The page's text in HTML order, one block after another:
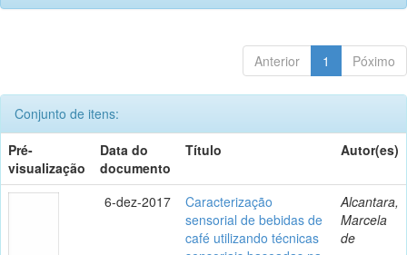
Anterior 1 Póximo
Conjunto de itens:
Pré-
visualização
Data do
documento
Título Autor(es)
6-dez-2017
Caracterização
sensorial de bebidas de
café utilizando técnicas
Alcantara,
Marcela
de